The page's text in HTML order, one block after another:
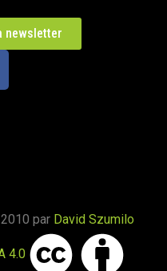
01130
Oxalis modèle XL
newsletter
par David Szumilo
4.0